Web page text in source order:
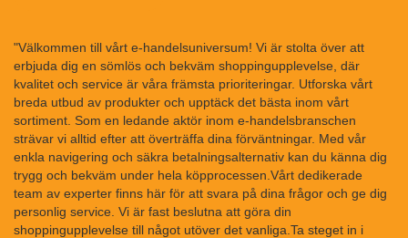
"Välkommen till vårt e-handelsuniversum! Vi är stolta över att
erbjuda dig en sömlös och bekväm shoppingupplevelse, där
kvalitet och service är våra främsta prioriteringar. Utforska vårt
breda utbud av produkter och upptäck det bästa inom vårt
sortiment. Som en ledande aktör inom e-handelsbranschen
strävar vi alltid efter att överträffa dina förväntningar. Med vår
enkla navigering och säkra betalningsalternativ kan du känna dig
trygg och bekväm under hela köpprocessen.Vårt dedikerade
team av experter finns här för att svara på dina frågor och ge dig
personlig service. Vi är fast beslutna att göra din
shoppingupplevelse till något utöver det vanliga.Ta steget in i